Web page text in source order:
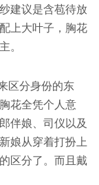
建议是含苞待放
上大叶子，胸花
。
区分身份的东
花全凭个人意
伴娘、司仪以及
娘从穿着打扮上
区分了。而且戴